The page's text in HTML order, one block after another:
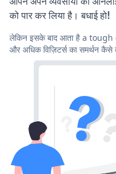
को पार कर लिया है। बधाई हो!
लेकिन इसके बाद आता है a
और अधिक विज़िटर्स का समर्थन कैसे